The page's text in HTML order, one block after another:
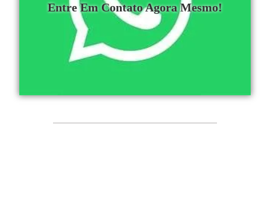
Entre Em Contato Agora Mesmo!